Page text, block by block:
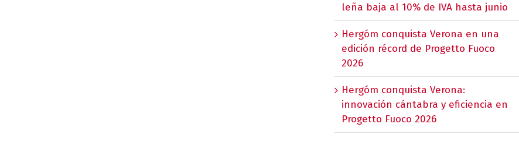
leña baja al 10% de IVA hasta junio
Hergóm conquista Verona en una
edición récord de Progetto Fuoco
2026
Hergóm conquista Verona:
innovación cántabra y eficiencia en
Progetto Fuoco 2026